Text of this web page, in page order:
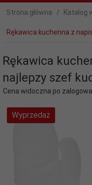
Strona główna Katalog
Rękawica kuchenna z
Rękawica
najlepzy szef
Cena widoczna po
Wyprzedaż